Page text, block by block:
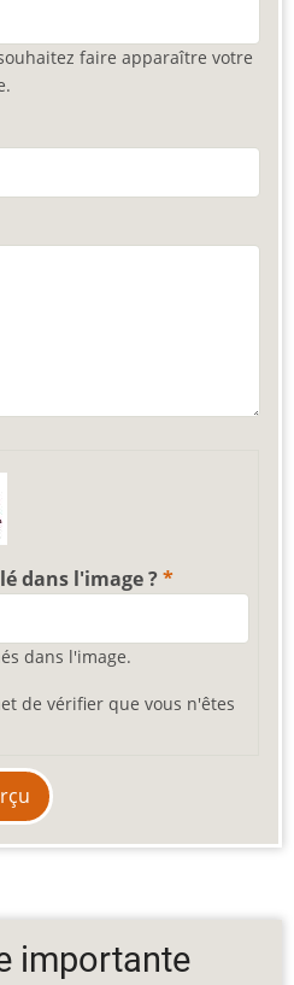
faire apparaître votre
dans l'image ?
dans l'image.
de vérifier que vous n'êtes
importante